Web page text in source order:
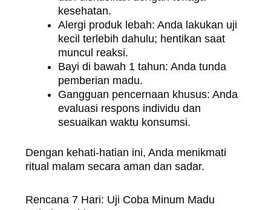
kesehatan.
Alergi produk lebah: Anda lakukan uji
kecil terlebih dahulu; hentikan saat
muncul reaksi.
Bayi di bawah 1 tahun: Anda tunda
pemberian madu.
Gangguan pencernaan khusus: Anda
evaluasi respons individu dan
sesuaikan waktu konsumsi.
Dengan kehati-hatian ini, Anda menikmati
ritual malam secara aman dan sadar.
Rencana 7 Hari: Uji Coba Minum Madu